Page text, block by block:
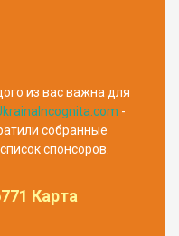
из вас важна для
-
собранные
спонсоров.
Карта